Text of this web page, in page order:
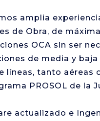
amplia
de Obra, de
OCA sin ser
de media y
líneas, tanto aéreas
PROSOL de la
actualizado e